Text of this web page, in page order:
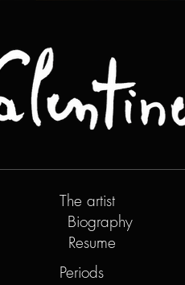
The artist
Biography
Resume
Periods